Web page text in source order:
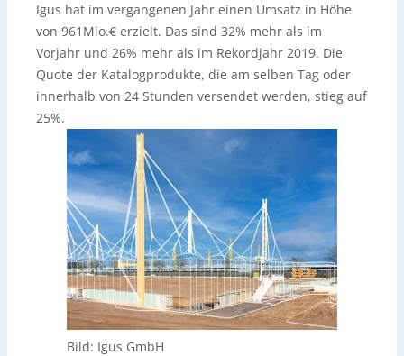
Igus hat im vergangenen Jahr einen Umsatz in Höhe
von 961Mio.€ erzielt. Das sind 32% mehr als im
Vorjahr und 26% mehr als im Rekordjahr 2019. Die
Quote der Katalogprodukte, die am selben Tag oder
innerhalb von 24 Stunden versendet werden, stieg auf
25%.
Bild: Igus GmbH